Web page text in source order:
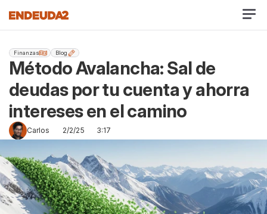
Finanzas Blog
Método Avalancha: Sal de
deudas por tu cuenta y ahorra
intereses en el camino
Carlos 2/2/25 3:17